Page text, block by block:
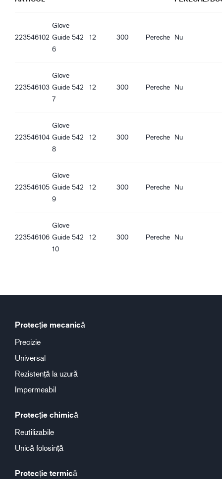
Compatibil REACH
Caracteristici ergonomice
Potrivire mulată
Încheietură tricotată
Guide 542_es-ES_Productsheet.pdf
Guide 542_fr-FR_Productsheet.pdf
Guide 542_pl-PL_Productsheet.pdf
Guide 542_ro-RO_Productsheet.pdf
Guide 542_hu-HU_Productsheet.pdf
Guide 542_et-EE_Productsheet.pdf
223546102
Glove
Guide 542
6
12 300 Pereche Nu
223546103
Glove
Guide 542
7
12 300 Pereche Nu
223546104
Glove
Guide 542
8
12 300 Pereche Nu
223546105
Glove
Guide 542
9
12 300 Pereche Nu
223546106
Glove
Guide 542
10
12 300 Pereche Nu
Protecție mecanică
Precizie
Universal
Rezistență la uzură
Impermeabil
Protecție chimică
Reutilizabile
Unică folosință
Protecție termică